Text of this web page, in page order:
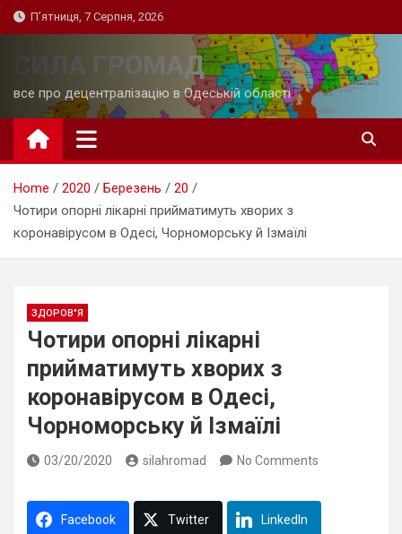
Skip
to
П’ятниця, 7 Серпня, 2026
СИЛА ГРОМАД
все про децентралізацію в Одеській області
Home 2020 Березень
20
Чотири опорні лікарні прийматимуть хворих з
коронавірусом в Одесі, Чорноморську й Ізмаїлі
ЗДОРОВ"Я
Чотири опорні лікарні
прийматимуть хворих з
коронавірусом в Одесі,
Чорноморську й Ізмаїлі
03/20/2020 silahromad No Comments
Facebook Twitter LinkedIn